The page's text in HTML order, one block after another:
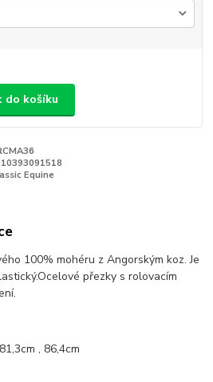
do košíku
Equine
100% mohéru z Angorským koz. Je
přezky s rolovacím
, 86,4cm